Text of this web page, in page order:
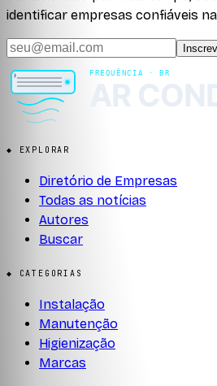
identificar empresas confiáveis
◆ EXPLORAR
Diretório de Empresas
Todas as notícias
Autores
Buscar
◆ CATEGORIAS
Instalação
Manutenção
Higienização
Marcas